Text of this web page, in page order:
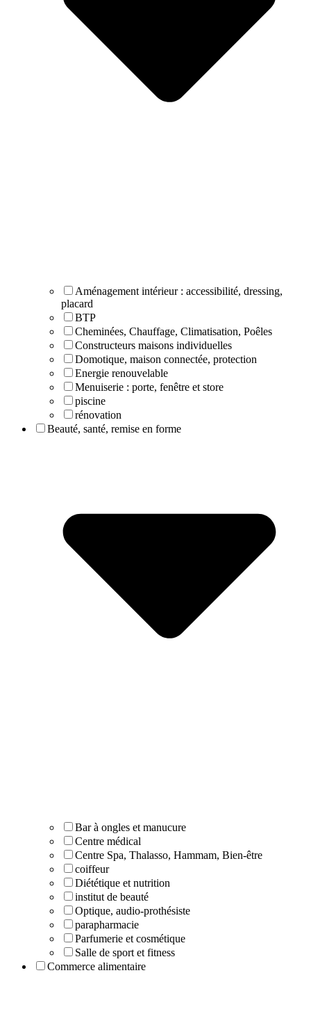
Aménagement intérieur : accessibilité, dressing,
placard
BTP
Cheminées, Chauffage, Climatisation, Poêles
Constructeurs maisons individuelles
Domotique, maison connectée, protection
Energie renouvelable
Menuiserie : porte, fenêtre et store
piscine
rénovation
Beauté, santé, remise en forme
Bar à ongles et manucure
Centre médical
Centre Spa, Thalasso, Hammam, Bien-être
coiffeur
Diététique et nutrition
institut de beauté
Optique, audio-prothésiste
parapharmacie
Parfumerie et cosmétique
Salle de sport et fitness
Commerce alimentaire